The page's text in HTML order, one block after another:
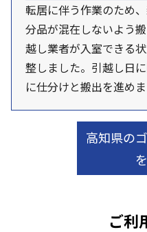
転居に伴う作業のため
分品が混在しないよう
越し業者が入室できる
整しました。引越し日
に仕分けと搬出を進めま
高知県の
ご利